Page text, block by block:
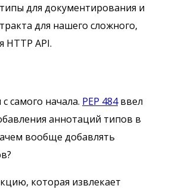
для документирования и
для нашего сложного,
HTTP API.
самого начала. PEP 484ввел
аннотаций типов в
вообще добавлять
которая извлекает